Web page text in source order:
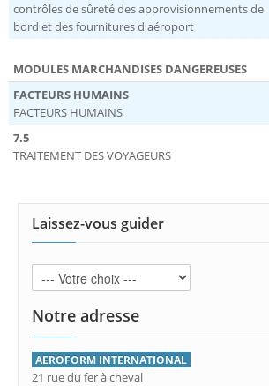
contrôles de sûreté des approvisionnements de
bord et des fournitures d'aéroport
MODULES MARCHANDISES DANGEREUSES
FACTEURS HUMAINS
FACTEURS HUMAINS
7.5
TRAITEMENT DES VOYAGEURS
Laissez-vous guider
Notre adresse
AEROFORM INTERNATIONAL
21 rue du fer à cheval